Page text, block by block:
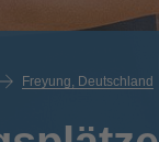
Freyung, Deutschland